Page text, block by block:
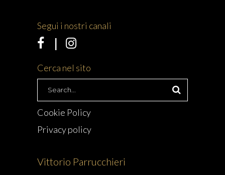
Segui i nostri canali
Cerca nel sito
Cookie Policy
Privacy policy
Vittorio Parrucchieri